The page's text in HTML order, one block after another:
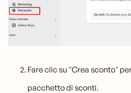
Fare clic su "Crea sconto"
pacchetto di sconti.